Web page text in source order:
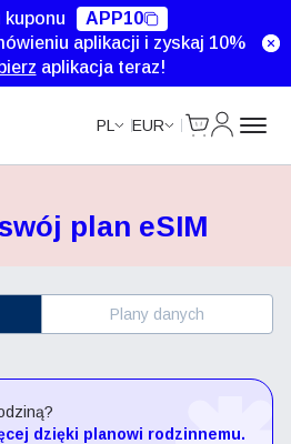
kuponu
APP10
aplikacji i zyskaj 10%
aplikacja teraz!
PL EUR
plan eSIM
Plany danych
dzięki planowi rodzinnemu.